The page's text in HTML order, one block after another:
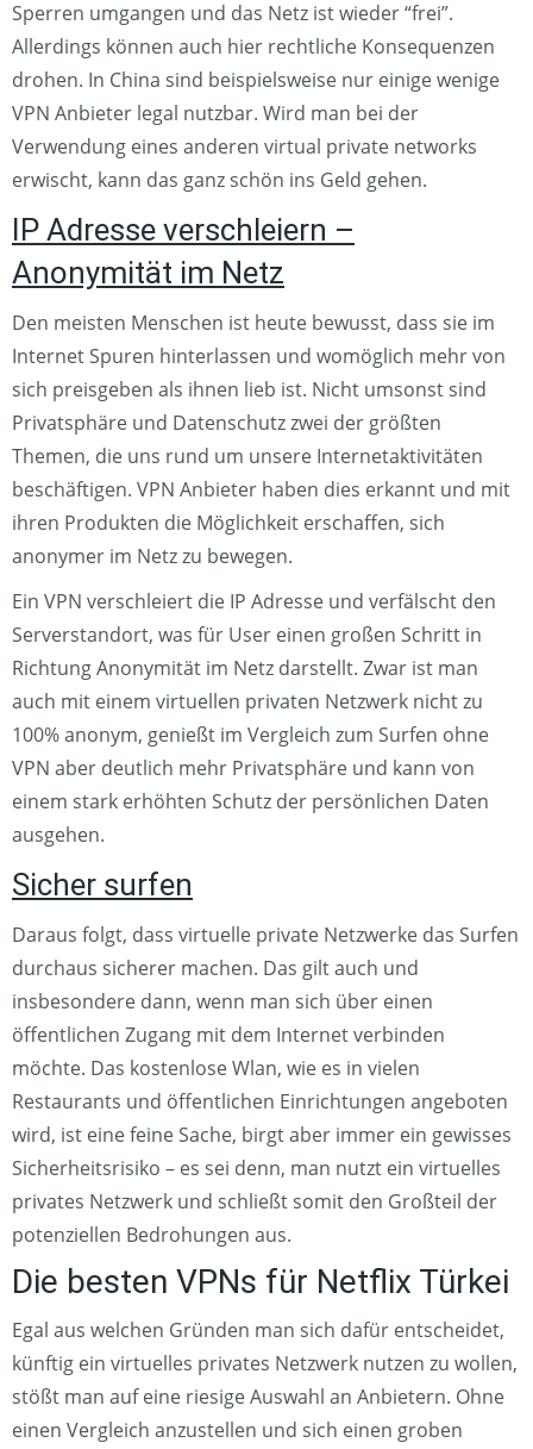
Sperren umgangen und das Netz ist wieder “frei”.
Allerdings können auch hier rechtliche Konsequenzen
drohen. In China sind beispielsweise nur einige wenige
VPN Anbieter legal nutzbar. Wird man bei der
Verwendung eines anderen virtual private networks
erwischt, kann das ganz schön ins Geld gehen.
IP Adresse verschleiern –
Anonymität im Netz
Den meisten Menschen ist heute bewusst, dass sie im
Internet Spuren hinterlassen und womöglich mehr von
sich preisgeben als ihnen lieb ist. Nicht umsonst sind
Privatsphäre und Datenschutz zwei der größten
Themen, die uns rund um unsere Internetaktivitäten
beschäftigen. VPN Anbieter haben dies erkannt und mit
ihren Produkten die Möglichkeit erschaffen, sich
anonymer im Netz zu bewegen.
Ein VPN verschleiert die IP Adresse und verfälscht den
Serverstandort, was für User einen großen Schritt in
Richtung Anonymität im Netz darstellt. Zwar ist man
auch mit einem virtuellen privaten Netzwerk nicht zu
100% anonym, genießt im Vergleich zum Surfen ohne
VPN aber deutlich mehr Privatsphäre und kann von
einem stark erhöhten Schutz der persönlichen Daten
ausgehen.
Sicher surfen
Daraus folgt, dass virtuelle private Netzwerke das Surfen
durchaus sicherer machen. Das gilt auch und
insbesondere dann, wenn man sich über einen
öffentlichen Zugang mit dem Internet verbinden
möchte. Das kostenlose Wlan, wie es in vielen
Restaurants und öffentlichen Einrichtungen angeboten
wird, ist eine feine Sache, birgt aber immer ein gewisses
Sicherheitsrisiko – es sei denn, man nutzt ein virtuelles
privates Netzwerk und schließt somit den Großteil der
potenziellen Bedrohungen aus.
Die besten VPNs für Netflix Türkei
Egal aus welchen Gründen man sich dafür entscheidet,
künftig ein virtuelles privates Netzwerk nutzen zu wollen,
stößt man auf eine riesige Auswahl an Anbietern. Ohne
einen Vergleich anzustellen und sich einen groben